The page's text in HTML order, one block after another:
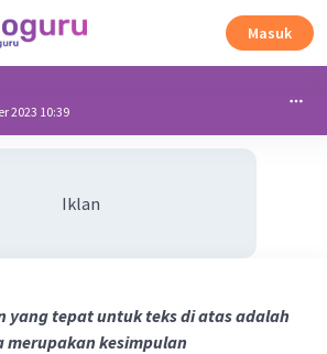
Masuk
2023 10:39
Iklan
yang tepat untuk teks di atas adalah
kesimpulan